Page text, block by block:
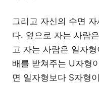
그리고 자신의 수면
다. 옆으로 자는 사람
고 자는 사람은 일자
배를 받쳐주는 U자형
면 일자형보다 S자형